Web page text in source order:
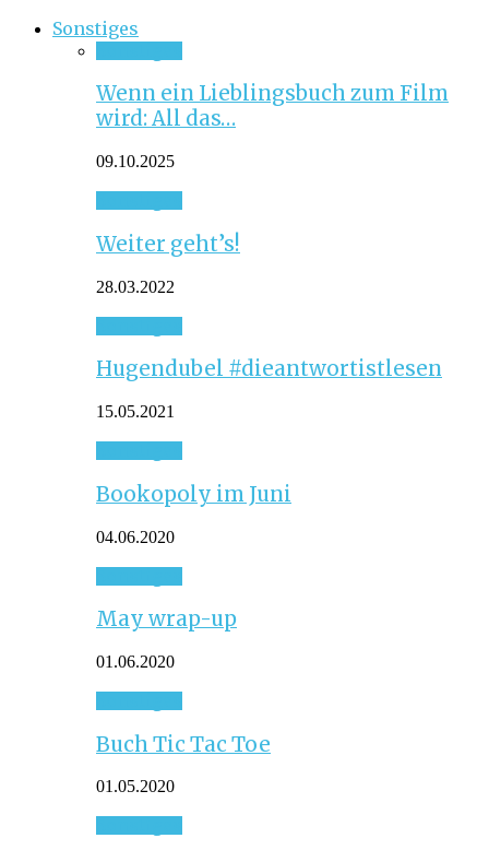
Sonstiges
Wenn ein Lieblingsbuch zum Film
wird: All das…
09.10.2025
Weiter geht’s!
28.03.2022
Hugendubel #dieantwortistlesen
15.05.2021
Bookopoly im Juni
04.06.2020
May wrap-up
01.06.2020
Buch Tic Tac Toe
01.05.2020